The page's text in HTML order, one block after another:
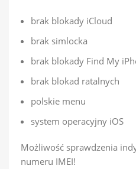
brak blokady iCloud
brak simlocka
brak blokady Find My
brak blokad ratalnych
polskie menu
system operacyjny iOS
Możliwość sprawdzenia
numeru IMEI!